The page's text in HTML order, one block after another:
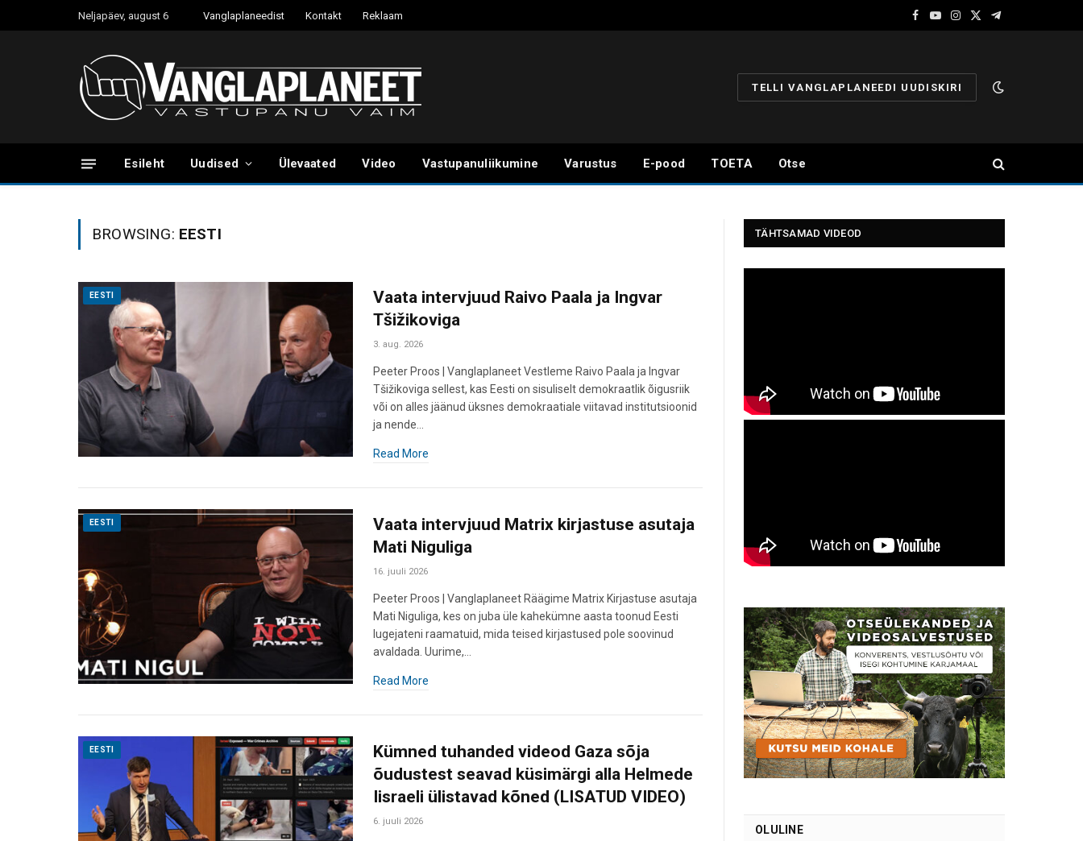
Neljapäev, august 6 Vanglaplaneedist Kontakt Reklaam
Facebook
YouTube
Instagram
X
Telegram
TELLI VANGLAPLANEEDI UUDISKIRI
Esileht Uudised Ülevaated Video Vastupanuliikumine Varustus E-pood TOETA Otse
BROWSING: EESTI
EESTI
Vaata intervjuud Raivo Paala ja Ingvar
Tšižikoviga
3. aug. 2026
Peeter Proos | Vanglaplaneet Vestleme Raivo Paala ja Ingvar
Tšižikoviga sellest, kas Eesti on sisuliselt demokraatlik õigusriik
või on alles jäänud üksnes demokraatiale viitavad institutsioonid
ja nende…
Read More
EESTI
Vaata intervjuud Matrix kirjastuse asutaja
Mati Niguliga
16. juuli 2026
Peeter Proos | Vanglaplaneet Räägime Matrix Kirjastuse asutaja
Mati Niguliga, kes on juba üle kahekümne aasta toonud Eesti
lugejateni raamatuid, mida teised kirjastused pole soovinud
avaldada. Uurime,…
Read More
EESTI
Kümned tuhanded videod Gaza sõja
õudustest seavad küsimärgi alla Helmede
Iisraeli ülistavad kõned (LISATUD VIDEO)
6. juuli 2026
TÄHTSAMAD VIDEOD
OLULINE